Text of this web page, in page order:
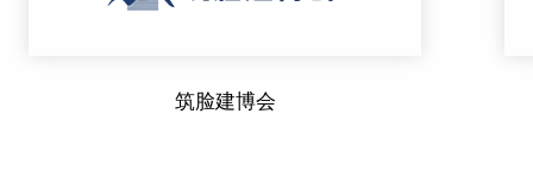
筑脸建博会